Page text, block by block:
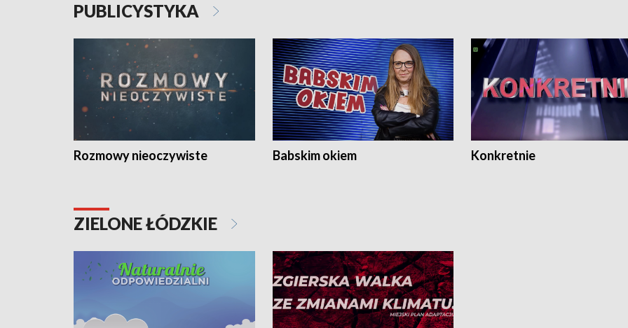
PUBLICYSTYKA
Rozmowy nieoczywiste Babskim okiem Konkretnie
ZIELONE ŁÓDZKIE